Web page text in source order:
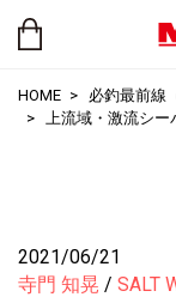
HOME 必釣最前線
上流域・激流シー
2021/06/21
寺門 知晃
SALT